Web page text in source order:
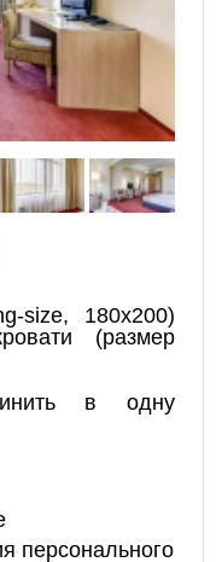
size, 180х200)
(размер
в одну
персонального